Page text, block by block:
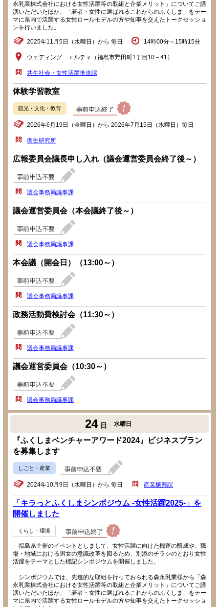
永乳業株式会社における女性活躍等の取組と企業メリット」についてご講
演いただいたほか、「若者・女性に選ばれるこれからのふくしま」をテー
マに県内で活躍する女性ロールモデルの方や知事を交えたトークセッショ
ンを行いました。
2025年11月5日（水曜日）から 毎日 14時00分～15時15分
ウェディング エルティ（福島市野田町1丁目10－41）
共生社会・女性活躍推進課
体験学習教室
観光・文化・教育
2026年6月19日（金曜日）から 2026年7月15日（水曜日）毎日
衛生研究所
広報委員会議長申し入れ（議会運営委員会終了後～）
議会事務局議事課
議会運営委員会（本会議終了後～）
議会事務局議事課
本会議（開会日）（13:00～）
議会事務局議事課
政務活動費検討会（11:30～）
議会事務局議事課
議会運営委員会（10:30～）
議会事務局議事課
24 日 水曜日
『ふくしまベンチャーアワード2024』ビジネスプラン
を募集します
しごと・産業
2024年10月9日（水曜日）から 毎日 産業振興課
「キラっとふくしまシンポジウム -女性活躍2025-」を
開催しました
くらし・環境
福島県主催のイベントとしまして、女性活躍に向けた機運の醸成や、職
場・地域における男女の意識改革を図るため、別添のチラシのとおり女性
活躍をテーマとした標記シンポジウムを開催しました。
シンポジウムでは、先進的な取組を行っておられる森永乳業様から「森
永乳業株式会社における女性活躍等の取組と企業メリット」についてご講
演いただいたほか、「若者・女性に選ばれるこれからのふくしま」をテー
マに県内で活躍する女性ロールモデルの方や知事を交えたトークセッショ